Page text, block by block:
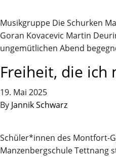
Musikgruppe Die Schurken
Goran Kovacevic Martin
ungemütlichen Abend
Freiheit, die ich
19. Mai 2025
By Jannik Schwarz
Schüler*innen des Montfort-
Manzenbergschule Tettnang